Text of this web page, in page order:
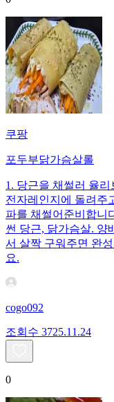
쿠팡
포두부닭가슴살롤
1. 당근을 채썰러 율
전자레인지에 돌려주
파를 채썰어준비합니
썬 당근, 닭가슴살. 양
서 살짝 구워주면 완
요.
cogo092
조회수 3725.11.24
0